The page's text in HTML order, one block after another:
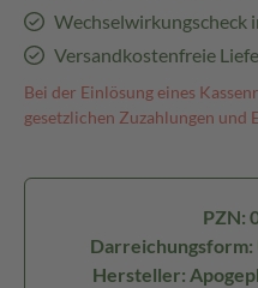
Wechselwirkungscheck
Versandkostenfreie
Bei der Einlösung eines
gesetzlichen Zuzahlungen und
PZN:
Darreichungsform:
Hersteller: